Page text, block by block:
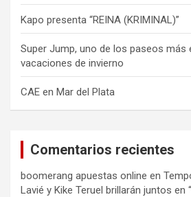
Kapo presenta “REINA (KRIMINAL)”
Super Jump, uno de los paseos más
vacaciones de invierno
CAE en Mar del Plata
Comentarios recientes
boomerang apuestas online en
Lavié y Kike Teruel brillarán juntos en